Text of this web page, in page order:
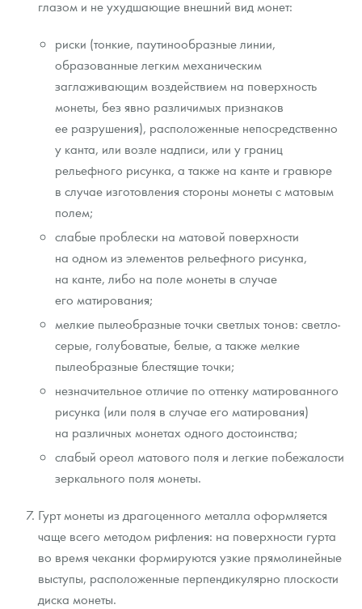
глазом и не ухудшающие внешний вид монет:
риски (тонкие, паутинообразные линии,
образованные легким механическим
заглаживающим воздействием на поверхность
монеты, без явно различимых признаков
ее разрушения), расположенные непосредственно
у канта, или возле надписи, или у границ
рельефного рисунка, а также на канте и гравюре
в случае изготовления стороны монеты с матовым
полем;
слабые проблески на матовой поверхности
на одном из элементов рельефного рисунка,
на канте, либо на поле монеты в случае
его матирования;
мелкие пылеобразные точки светлых тонов: светло-
серые, голубоватые, белые, а также мелкие
пылеобразные блестящие точки;
незначительное отличие по оттенку матированного
рисунка (или поля в случае его матирования)
на различных монетах одного достоинства;
слабый ореол матового поля и легкие побежалости
зеркального поля монеты.
Гурт монеты из драгоценного металла оформляется
чаще всего методом рифления: на поверхности гурта
во время чеканки формируются узкие прямолинейные
выступы, расположенные перпендикулярно плоскости
диска монеты.